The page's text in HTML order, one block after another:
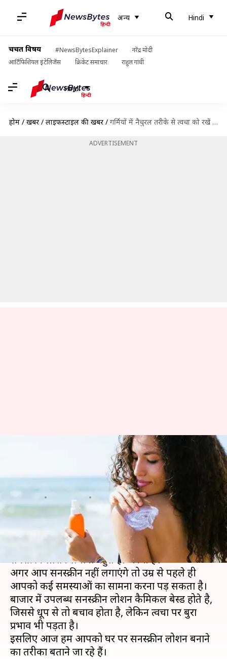
अन्य Hindi
चर्चित विषय #NewsBytesExplainer
नरेंद्र मोदी
आर्टिफिशियल इंटेलिजेंस
क्रिकेट समाचार राहुल गांधी
Hindi
होम / खबरें / लाइफस्टाइल की खबरें / गर्मियों में नैचुरल तरीके से त्वचा को रखें सुरक्षित, घर पर ऐसे बनाएं सनस्क्रीन लोशन
ADVERTISEMENT
गर्मियों में नैचुरल तरीके से त्वचा को
रखें सुरक्षित, घर पर ऐसे बनाएं
सनस्क्रीन लोशन
02:35 pm
गर्मियों में घर से बाहर निकलते वक्‍त चाहे धूप हो या ना हो,
सनस्‍क्रीन लोशन लगाना बहुत ही जरुरी है।
अगर आप सनस्‍क्रीन नहीं लगाएंगे तो उम्र से पहले ही
आपको कई समस्याओं का सामना करना पड़ सकता है।
बाजार में उपलब्ध सनस्‍क्रीन लोशन कैमिकल बेस्‍ड होते है,
जिससे धूप से तो बचाव होता है, लेकिन त्‍वचा पर बुरा
प्रभाव भी पड़ता है।
इसलिए आज हम आपको घर पर सनस्क्रीन लोशन बनाने
का तरीका बताने जा रहे हैं।